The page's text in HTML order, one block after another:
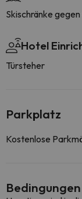
Skischränke
Hotel
Türsteher
Parkplatz
Kostenlose